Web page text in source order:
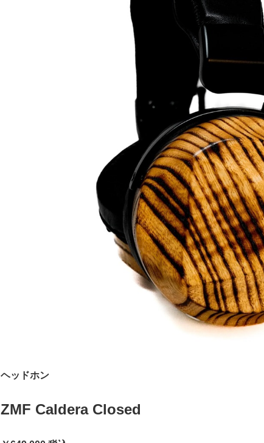
ヘッドホン
ZMF Caldera Closed